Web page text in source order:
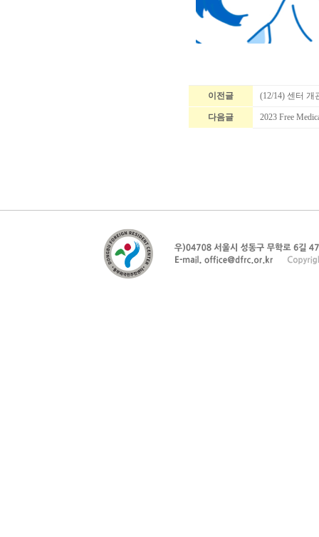
이전글 (12/14) 센터 개
다음글 2023 Free